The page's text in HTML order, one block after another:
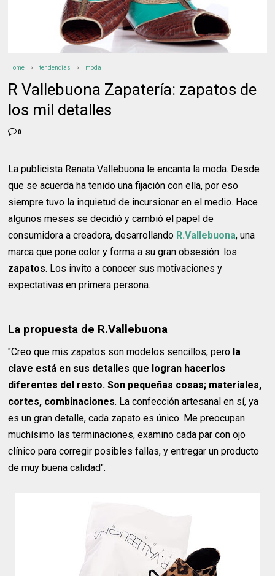
Home tendencias moda
R Vallebuona Zapatería: zapatos de
los mil detalles
0
La publicista Renata Vallebuona le encanta la moda. Desde
que se acuerda ha tenido una fijación con ella, por eso
siempre tuvo la inquietud de incursionar en el medio. Hace
algunos meses se decidió y cambió el papel de
consumidora a creadora, desarrollando R.Vallebuona, una
marca que pone color y forma a su gran obsesión: los
zapatos. Los invito a conocer sus motivaciones y
expectativas en primera persona.
La propuesta de R.Vallebuona
"Creo que mis zapatos son modelos sencillos, pero la
clave está en sus detalles que logran hacerlos
diferentes del resto. Son pequeñas cosas; materiales,
cortes, combinaciones. La confección artesanal en sí, ya
es un gran detalle, cada zapato es único. Me preocupan
muchísimo las terminaciones, examino cada par con ojo
clínico para corregir posibles fallas, y entregar un producto
de muy buena calidad".